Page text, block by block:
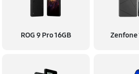
ROG 9 Pro 16GB Zenfone